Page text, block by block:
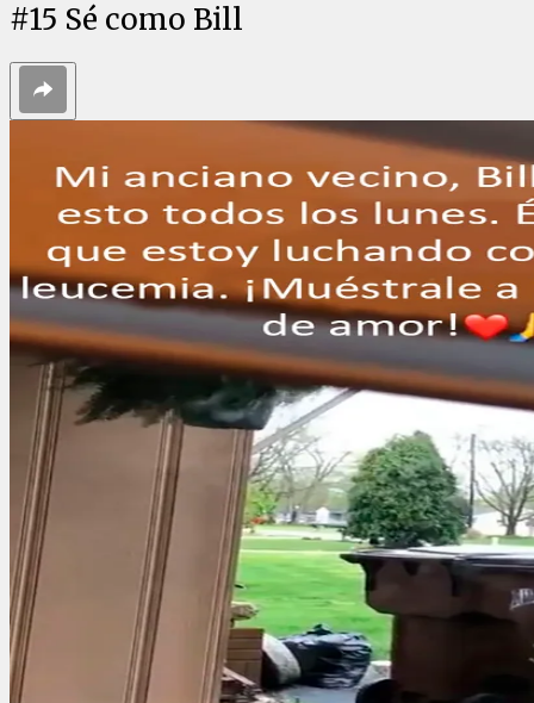
#15 Sé como Bill